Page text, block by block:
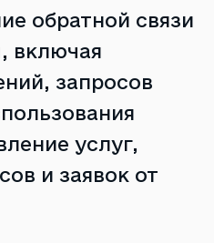
обратной связи
включая
запросов
услуг,
и заявок от